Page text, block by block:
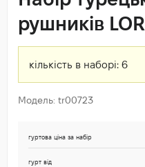
рушників
кількість в наборі: 6
Модель: tr00723
гуртова ціна за набір
гурт від